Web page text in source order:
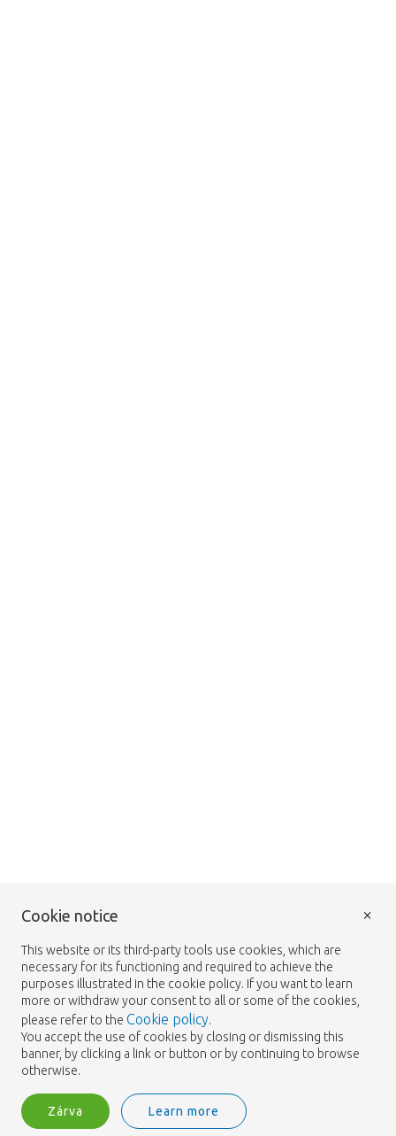
Cookie notice
This website or its third-party tools use cookies, which are
necessary for its functioning and required to achieve the
purposes illustrated in the cookie policy. If you want to learn
more or withdraw your consent to all or some of the cookies,
please refer to the Cookie policy.
You accept the use of cookies by closing or dismissing this
banner, by clicking a link or button or by continuing to browse
otherwise.
Zárva Learn more
×